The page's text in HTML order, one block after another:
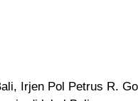
Irjen Pol Petrus R.